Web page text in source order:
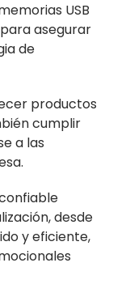
USB
asegurar
de
productos
cumplir
a las
desde
y eficiente,